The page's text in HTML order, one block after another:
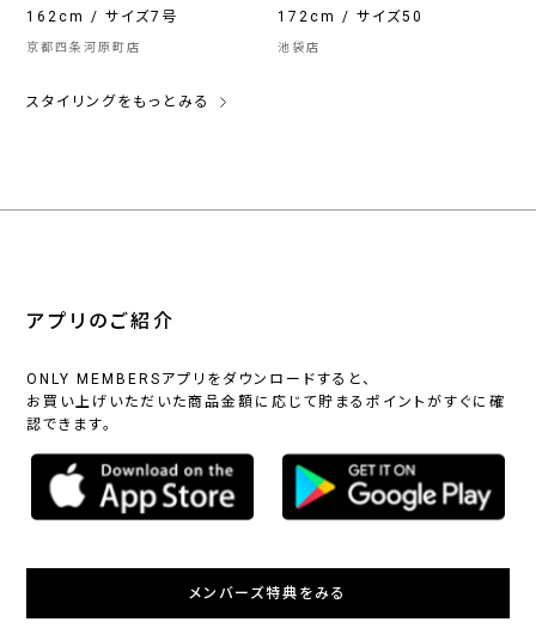
162cm / サイズ7号
京都四条河原町店
172cm / サイズ50
池袋店
スタイリングをもっとみる
アプリのご紹介
ONLY MEMBERSアプリをダウンロードすると、
お買い上げいただいた商品金額に応じて貯まるポイントがすぐに確
認できます。
メンバーズ特典をみる